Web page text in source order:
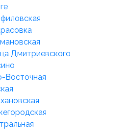
Дмитриевского
Восточная